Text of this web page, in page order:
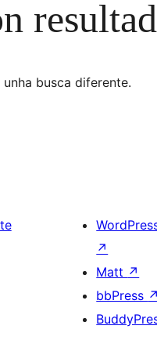
busca diferente.
↗
Matt ↗
bbPress ↗